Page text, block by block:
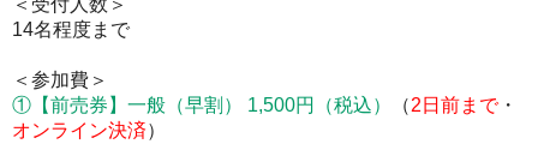
＜受付人数＞
14名程度まで
＜参加費＞
① 【前売券】 一般（早割） 1,500円 （税込） （2 日前まで・
オンライン決済）